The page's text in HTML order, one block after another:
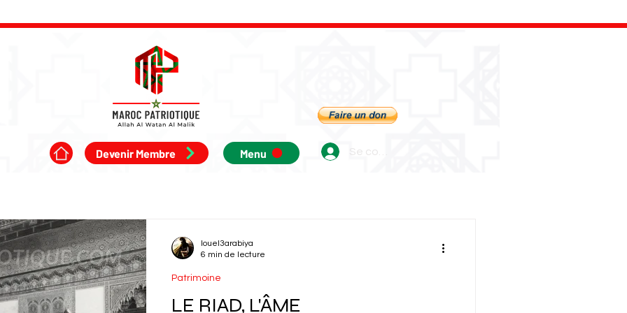
Se connecter
Devenir Membre Menu
LE RIAD, L'ÂME
Patrimoine
louel3arabiya
6 min de lecture